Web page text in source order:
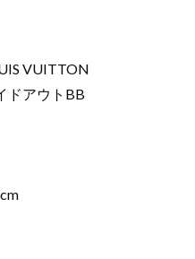
VUITTON
ドアウトBB